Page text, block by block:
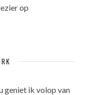
op
geniet ik volop van